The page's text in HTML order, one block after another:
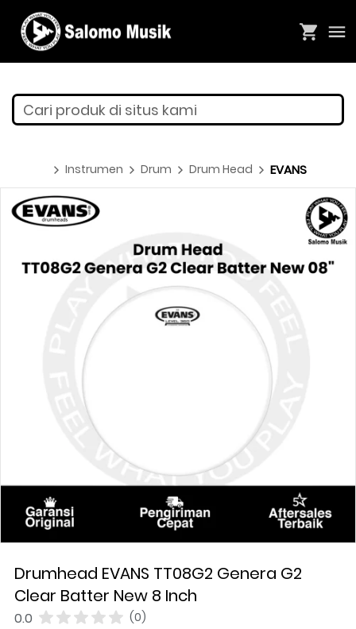
Cari produk di situs kami
Instrumen Drum Drum Head EVANS
Drumhead EVANS TT08G2 Genera G2
Clear Batter New 8 Inch
0.0 (0)